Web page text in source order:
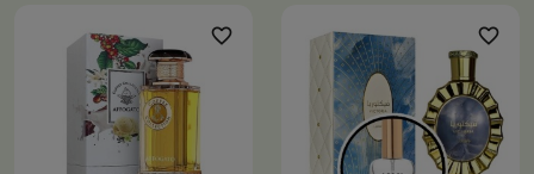
favorite_border favorite_border